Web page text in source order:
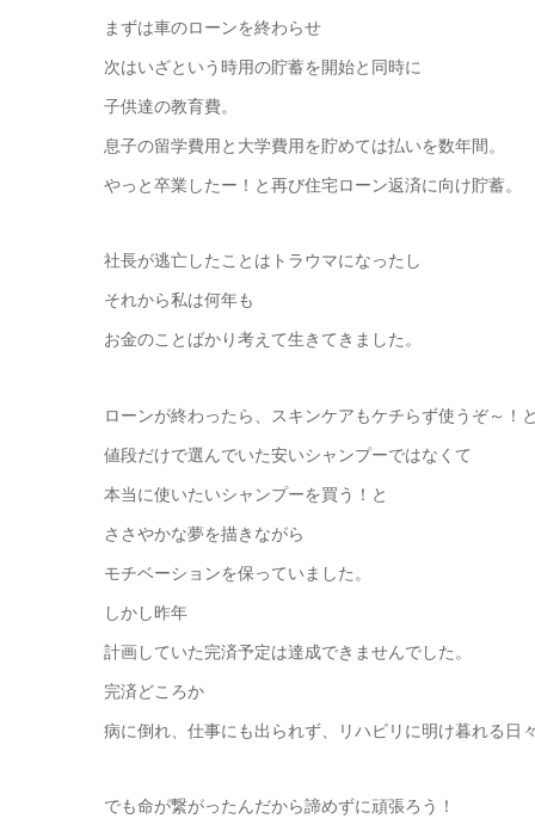
まずは車のローンを終わらせ
次はいざという時用の貯蓄を開始と同時に
子供達の教育費。
息子の留学費用と大学費用を貯めては払いを数年間。
やっと卒業したー！と再び住宅ローン返済に向け貯蓄。
社長が逃亡したことはトラウマになったし
それから私は何年も
お金のことばかり考えて生きてきました。
ローンが終わったら、スキンケアもケチらず使うぞ～！
値段だけで選んでいた安いシャンプーではなくて
本当に使いたいシャンプーを買う！と
ささやかな夢を描きながら
モチベーションを保っていました。
しかし昨年
計画していた完済予定は達成できませんでした。
完済どころか
病に倒れ、仕事にも出られず、リハビリに明け暮れる日々
でも命が繋がったんだから諦めずに頑張ろう！